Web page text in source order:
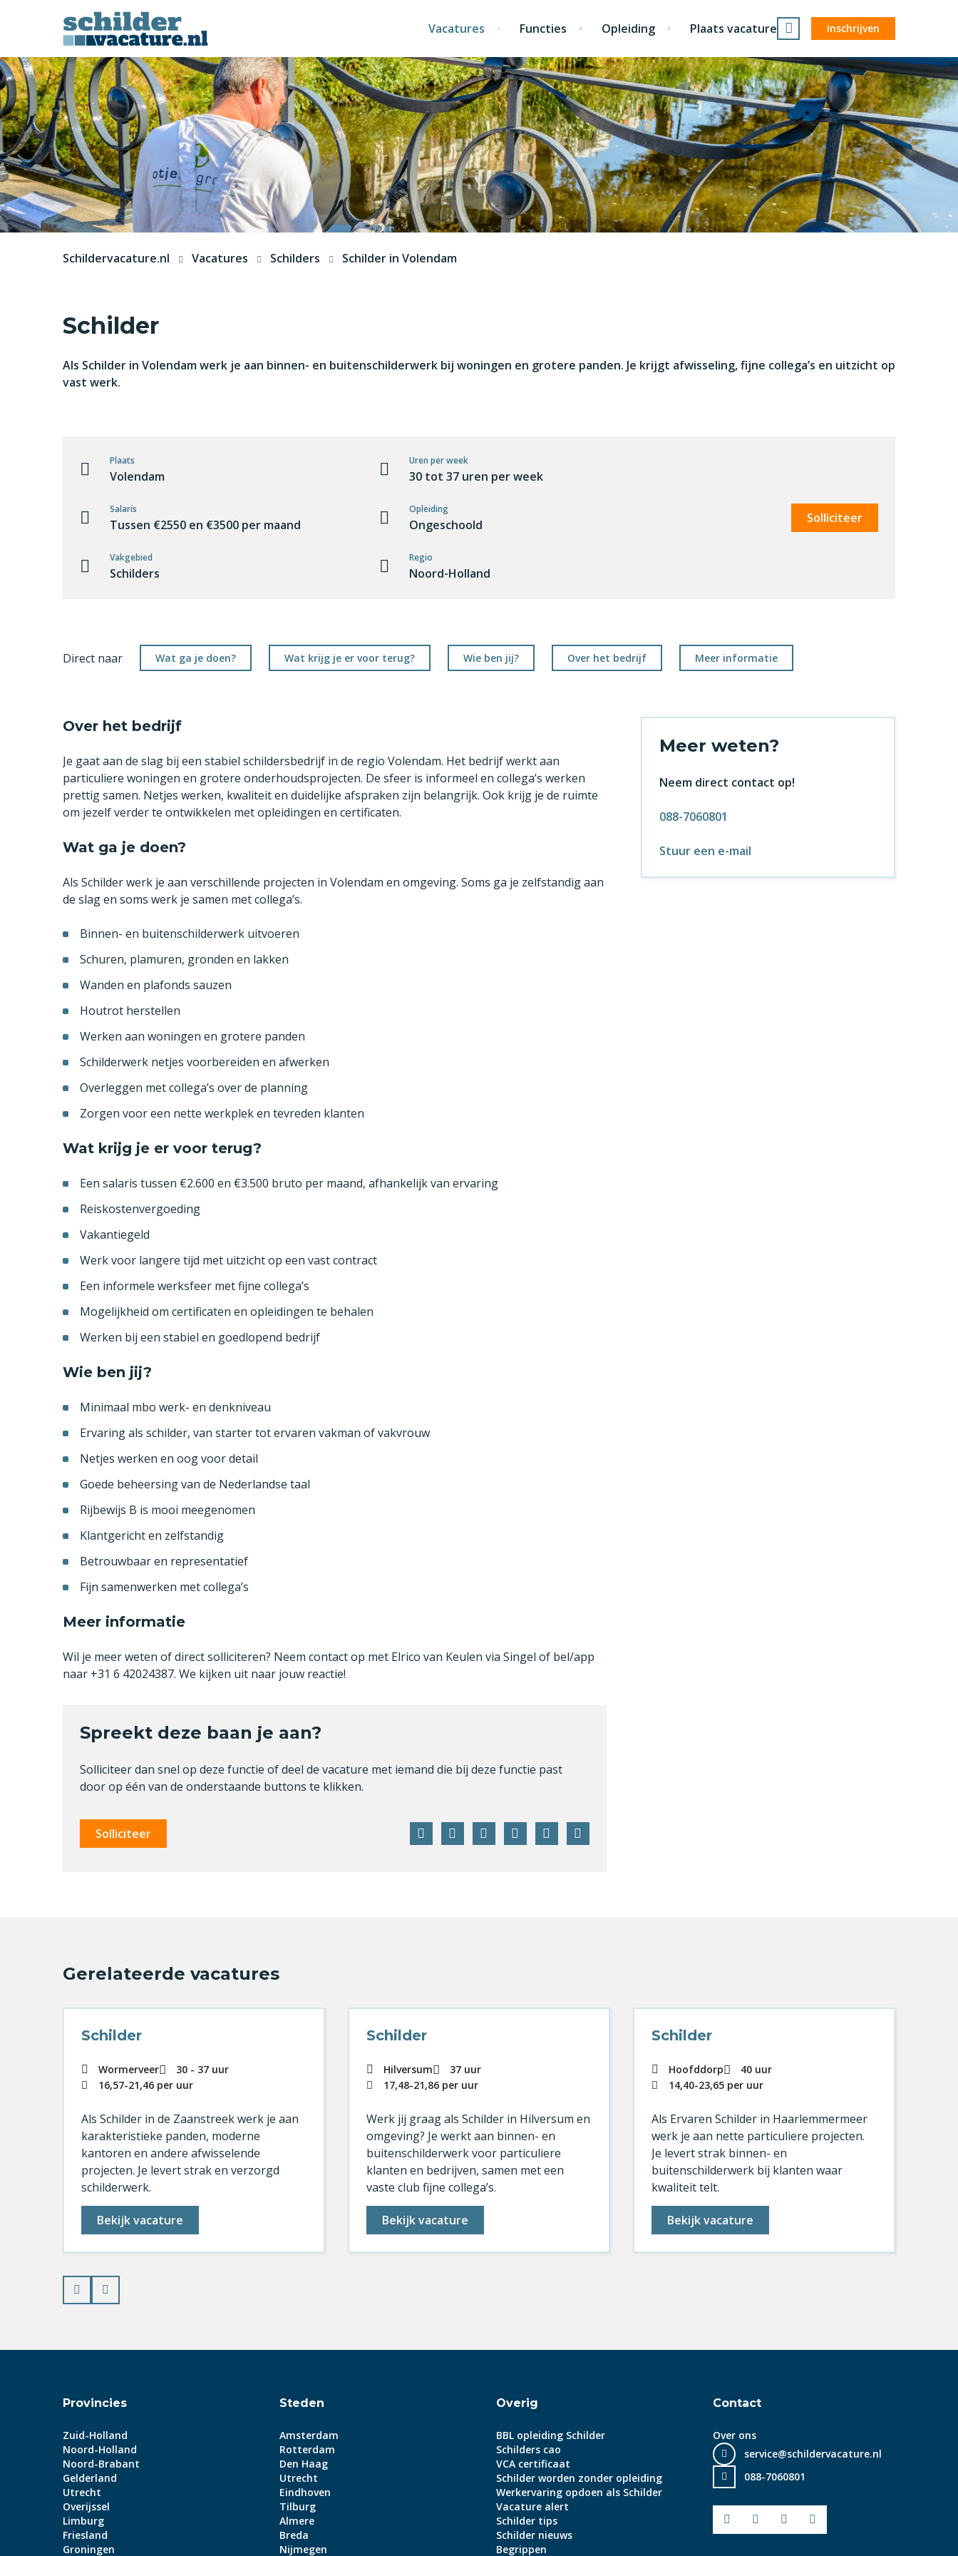
Vacatures Functies Opleiding Plaats vacature Inschrijven
Schildervacature.nl Vacatures Schilders Schilder in Volendam
Schilder
Als Schilder in Volendam werk je aan binnen- en buitenschilderwerk bij woningen en grotere panden. Je krijgt afwisseling, fijne collega’s en uitzicht op
vast werk.
Plaats
Volendam
Uren per week
30 tot 37 uren per week
Salaris
Tussen €2550 en €3500 per maand
Opleiding
Ongeschoold
Vakgebied
Schilders
Regio
Noord-Holland
Solliciteer
Direct naar Wat ga je doen? Wat krijg je er voor terug? Wie ben jij? Over het bedrijf Meer informatie
Over het bedrijf
Je gaat aan de slag bij een stabiel schildersbedrijf in de regio Volendam. Het bedrijf werkt aan
particuliere woningen en grotere onderhoudsprojecten. De sfeer is informeel en collega’s werken
prettig samen. Netjes werken, kwaliteit en duidelijke afspraken zijn belangrijk. Ook krijg je de ruimte
om jezelf verder te ontwikkelen met opleidingen en certificaten.
Wat ga je doen?
Als Schilder werk je aan verschillende projecten in Volendam en omgeving. Soms ga je zelfstandig aan
de slag en soms werk je samen met collega’s.
Binnen- en buitenschilderwerk uitvoeren
Schuren, plamuren, gronden en lakken
Wanden en plafonds sauzen
Houtrot herstellen
Werken aan woningen en grotere panden
Schilderwerk netjes voorbereiden en afwerken
Overleggen met collega’s over de planning
Zorgen voor een nette werkplek en tevreden klanten
Wat krijg je er voor terug?
Een salaris tussen €2.600 en €3.500 bruto per maand, afhankelijk van ervaring
Reiskostenvergoeding
Vakantiegeld
Werk voor langere tijd met uitzicht op een vast contract
Een informele werksfeer met fijne collega’s
Mogelijkheid om certificaten en opleidingen te behalen
Werken bij een stabiel en goedlopend bedrijf
Wie ben jij?
Minimaal mbo werk- en denkniveau
Ervaring als schilder, van starter tot ervaren vakman of vakvrouw
Netjes werken en oog voor detail
Goede beheersing van de Nederlandse taal
Rijbewijs B is mooi meegenomen
Klantgericht en zelfstandig
Betrouwbaar en representatief
Fijn samenwerken met collega’s
Meer informatie
Wil je meer weten of direct solliciteren? Neem contact op met Elrico van Keulen via Singel of bel/app
naar +31 6 42024387. We kijken uit naar jouw reactie!
Spreekt deze baan je aan?
Solliciteer dan snel op deze functie of deel de vacature met iemand die bij deze functie past
door op één van de onderstaande buttons te klikken.
FacebookTwitterLinkedInPinterestWhatsApp
E-
mail
Solliciteer
Meer weten?
Neem direct contact op!
088-7060801
Stuur een e-mail
Gerelateerde vacatures
Schilder
Wormerveer
30 - 37 uur
16,57-21,46 per uur
Als Schilder in de Zaanstreek werk je aan
karakteristieke panden, moderne
kantoren en andere afwisselende
projecten. Je levert strak en verzorgd
schilderwerk.
Bekijk vacature
Schilder
Hilversum
37 uur
17,48-21,86 per uur
Werk jij graag als Schilder in Hilversum en
omgeving? Je werkt aan binnen- en
buitenschilderwerk voor particuliere
klanten en bedrijven, samen met een
vaste club fijne collega’s.
Bekijk vacature
Schilder
Hoofddorp
40 uur
14,40-23,65 per uur
Als Ervaren Schilder in Haarlemmermeer
werk je aan nette particuliere projecten.
Je levert strak binnen- en
buitenschilderwerk bij klanten waar
kwaliteit telt.
Bekijk vacature
Prev
Provincies
Zuid-Holland
Noord-Holland
Noord-Brabant
Gelderland
Utrecht
Overijssel
Limburg
Friesland
Groningen
Steden
Amsterdam
Rotterdam
Den Haag
Utrecht
Eindhoven
Tilburg
Almere
Breda
Nijmegen
Overig
BBL opleiding Schilder
Schilders cao
VCA certificaat
Schilder worden zonder opleiding
Werkervaring opdoen als Schilder
Vacature alert
Schilder tips
Schilder nieuws
Begrippen
Contact
Over ons
service@schildervacature.nl
088-7060801
FacebookYoutubeLinkedIn